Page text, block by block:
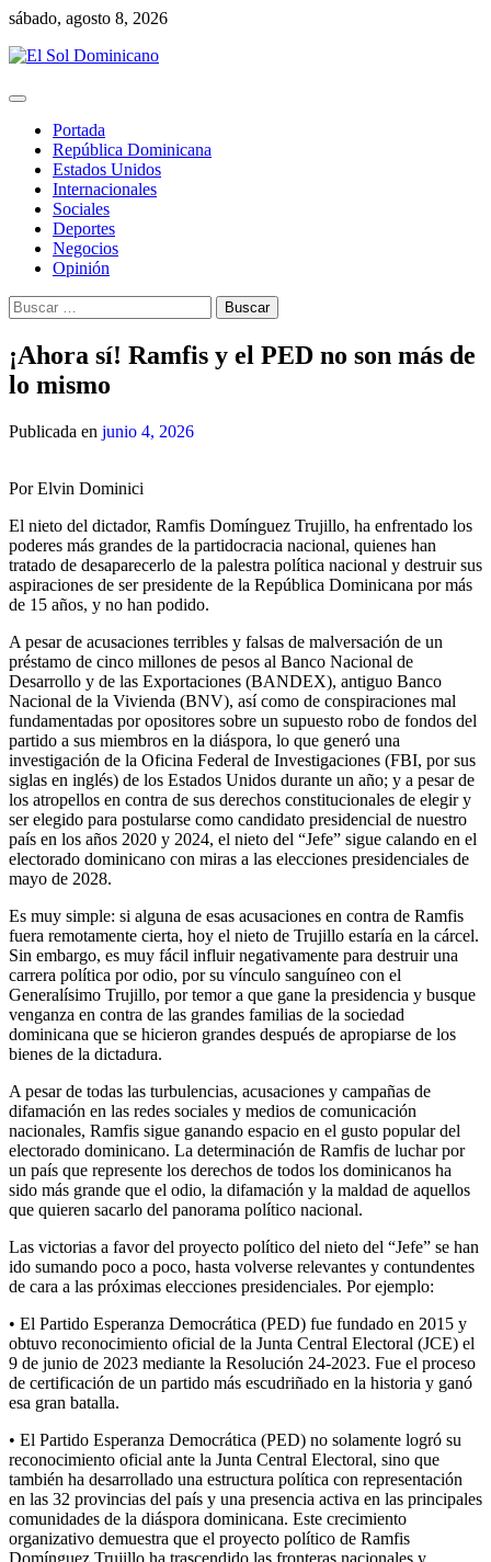
Skip
content
sábado, agosto 8, 2026
Portada
República Dominicana
Estados Unidos
Internacionales
Sociales
Deportes
Negocios
Opinión
Buscar:
¡Ahora sí! Ramfis y el PED no son más de
lo mismo
Publicada en junio 4, 2026
Por Elvin Dominici
El nieto del dictador, Ramfis Domínguez Trujillo, ha enfrentado los
poderes más grandes de la partidocracia nacional, quienes han
tratado de desaparecerlo de la palestra política nacional y destruir sus
aspiraciones de ser presidente de la República Dominicana por más
de 15 años, y no han podido.
A pesar de acusaciones terribles y falsas de malversación de un
préstamo de cinco millones de pesos al Banco Nacional de
Desarrollo y de las Exportaciones (BANDEX), antiguo Banco
Nacional de la Vivienda (BNV), así como de conspiraciones mal
fundamentadas por opositores sobre un supuesto robo de fondos del
partido a sus miembros en la diáspora, lo que generó una
investigación de la Oficina Federal de Investigaciones (FBI, por sus
siglas en inglés) de los Estados Unidos durante un año; y a pesar de
los atropellos en contra de sus derechos constitucionales de elegir y
ser elegido para postularse como candidato presidencial de nuestro
país en los años 2020 y 2024, el nieto del “Jefe” sigue calando en el
electorado dominicano con miras a las elecciones presidenciales de
mayo de 2028.
Es muy simple: si alguna de esas acusaciones en contra de Ramfis
fuera remotamente cierta, hoy el nieto de Trujillo estaría en la cárcel.
Sin embargo, es muy fácil influir negativamente para destruir una
carrera política por odio, por su vínculo sanguíneo con el
Generalísimo Trujillo, por temor a que gane la presidencia y busque
venganza en contra de las grandes familias de la sociedad
dominicana que se hicieron grandes después de apropiarse de los
bienes de la dictadura.
A pesar de todas las turbulencias, acusaciones y campañas de
difamación en las redes sociales y medios de comunicación
nacionales, Ramfis sigue ganando espacio en el gusto popular del
electorado dominicano. La determinación de Ramfis de luchar por
un país que represente los derechos de todos los dominicanos ha
sido más grande que el odio, la difamación y la maldad de aquellos
que quieren sacarlo del panorama político nacional.
Las victorias a favor del proyecto político del nieto del “Jefe” se han
ido sumando poco a poco, hasta volverse relevantes y contundentes
de cara a las próximas elecciones presidenciales. Por ejemplo:
• El Partido Esperanza Democrática (PED) fue fundado en 2015 y
obtuvo reconocimiento oficial de la Junta Central Electoral (JCE) el
9 de junio de 2023 mediante la Resolución 24-2023. Fue el proceso
de certificación de un partido más escudriñado en la historia y ganó
esa gran batalla.
• El Partido Esperanza Democrática (PED) no solamente logró su
reconocimiento oficial ante la Junta Central Electoral, sino que
también ha desarrollado una estructura política con representación
en las 32 provincias del país y una presencia activa en las principales
comunidades de la diáspora dominicana. Este crecimiento
organizativo demuestra que el proyecto político de Ramfis
Domínguez Trujillo ha trascendido las fronteras nacionales y